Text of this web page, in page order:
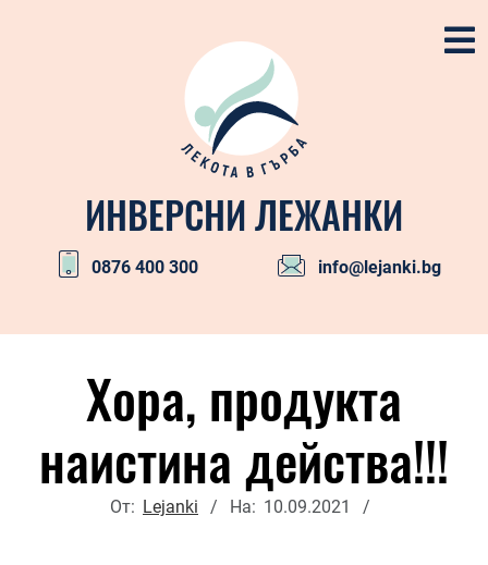
ИНВЕРСНИ ЛЕЖАНКИ
0876 400 300 info@lejanki.bg
Хора, продукта
наистина действа!!!
От: Lejanki На: 10.09.2021